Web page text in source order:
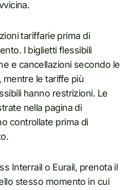
tariffarie prima di
I biglietti flessibili
e cancellazioni secondo le
le tariffe più
hanno restrizioni. Le
nella pagina di
controllate prima di
Interrail o Eurail, prenota il
stesso momento in cui